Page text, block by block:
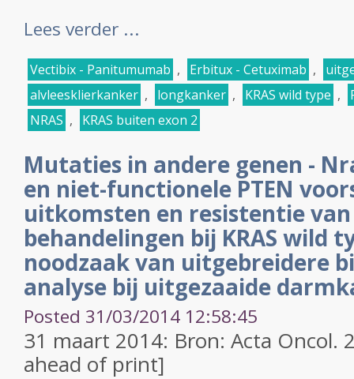
Lees verder ...
Vectibix - Panitumumab , Erbitux - Cetuximab ,
alvleesklierkanker , longkanker , KRAS wild type ,
NRAS , KRAS buiten exon 2
Mutaties in andere genen -
en niet-functionele PTEN
uitkomsten en resistentie van
behandelingen bij KRAS wild
noodzaak van uitgebreidere
analyse bij uitgezaaide
Posted 31/03/2014 12:58:45
31 maart 2014: Bron: Acta Oncol.
ahead of print]